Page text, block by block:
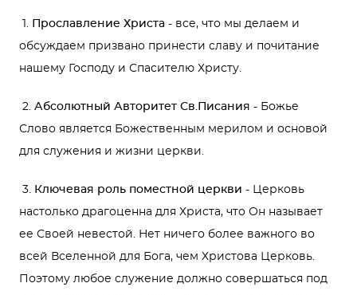
1. Прославление Христа - все, что мы делаем и
обсуждаем призвано принести славу и почитание
нашему Господу и Спасителю Христу.
2. Абсолютный Авторитет Св.Писания - Божье
Слово является Божественным мерилом и основой
для служения и жизни церкви.
3. Ключевая роль поместной церкви - Церковь
настолько драгоценна для Христа, что Он называет
ее Своей невестой. Нет ничего более важного во
всей Вселенной для Бога, чем Христова Церковь.
Поэтому любое служение должно совершаться под